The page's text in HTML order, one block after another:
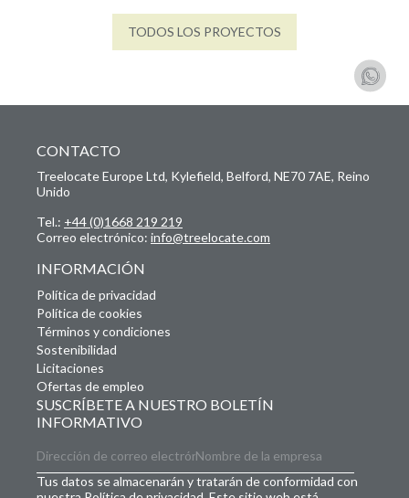
TODOS LOS PROYECTOS
CONTACTO
Treelocate Europe Ltd, Kylefield, Belford, NE70 7AE, Reino
Unido
Tel.: +44 (0)1668 219 219
Correo electrónico: info@treelocate.com
INFORMACIÓN
Política de privacidad
Política de cookies
Términos y condiciones
Sostenibilidad
Licitaciones
Ofertas de empleo
SUSCRÍBETE A NUESTRO BOLETÍN
INFORMATIVO
Tus datos se almacenarán y tratarán de conformidad con